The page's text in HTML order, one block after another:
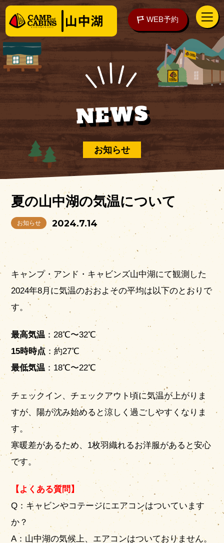
WEB予約
泊まる
楽しむ
ご予約の前に
アクセス WEB予約
営業時間 お知らせ
お知らせ
NEWS
夏の山中湖の気温について
お知らせ 2024.7.14
キャンプ・アンド・キャビンズ山中湖にて観測した
2024年8月に気温のおおよその平均は以下のとおりで
す。
最高気温 ：28℃〜32℃
15時時点 ：約27℃
最低気温 ：18℃〜22℃
チェックイン、チェックアウト頃に気温が上がりま
すが、陽が沈み始めると涼しく過ごしやすくなりま
す。
寒暖差があるため、1枚羽織れるお洋服があると安心
です。
【よくある質問】
Q：キャビンやコテージにエアコンはついています
か？
A：山中湖の気候上、エアコンはついておりません。